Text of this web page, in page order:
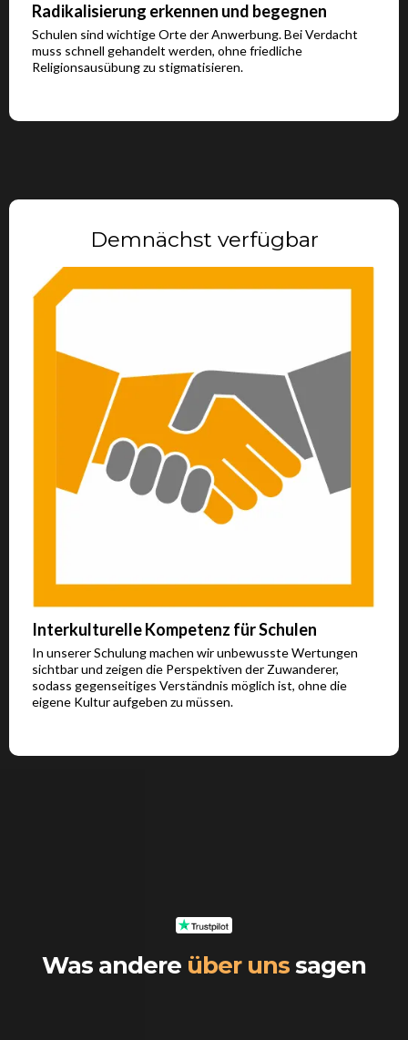
Radikalisierung erkennen und begegnen
Schulen sind wichtige Orte der Anwerbung. Bei Verdacht
muss schnell gehandelt werden, ohne friedliche
Religionsausübung zu stigmatisieren.
Demnächst verfügbar
Interkulturelle Kompetenz für Schulen
In unserer Schulung machen wir unbewusste Wertungen
sichtbar und zeigen die Perspektiven der Zuwanderer,
sodass gegenseitiges Verständnis möglich ist, ohne die
eigene Kultur aufgeben zu müssen.
Was andere über unssagen